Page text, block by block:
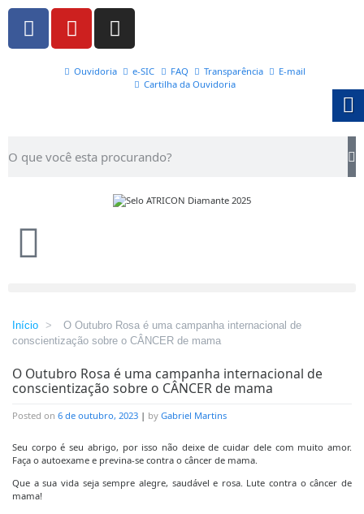
Ouvidoria e-SIC FAQ Transparência
E-mail
Cartilha da Ouvidoria
Início >
O Outubro Rosa é uma campanha internacional de
conscientização sobre o CÂNCER de mama
O Outubro Rosa é uma campanha internacional de
conscientização sobre o CÂNCER de mama
Posted on 6 de outubro, 2023 | by Gabriel Martins
Seu corpo é seu abrigo, por isso não deixe de cuidar dele com muito amor.
Faça o autoexame e previna-se contra o câncer de mama.
Que a sua vida seja sempre alegre, saudável e rosa. Lute contra o câncer de
mama!